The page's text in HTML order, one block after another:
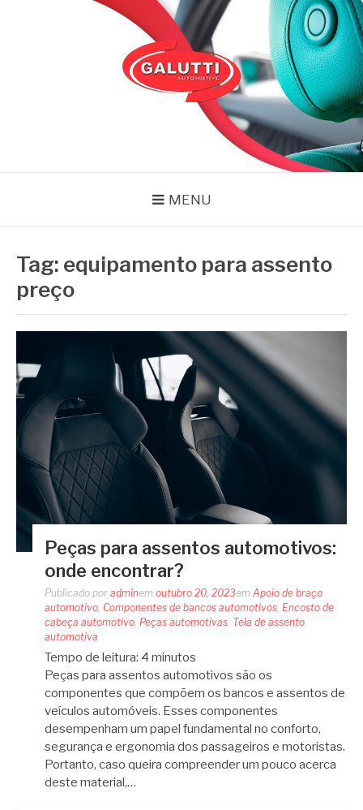
MENU
Tag: equipamento para assento
preço
Peças para assentos automotivos:
onde encontrar?
Publicado por adminem outubro 20, 2023em Apoio de braço
automotivo, Componentes de bancos automotivos, Encosto de
cabeça automotivo, Peças automotivas, Tela de assento
automotiva
Tempo de leitura: 4 minutos
Peças para assentos automotivos são os
componentes que compõem os bancos e assentos de
veículos automóveis. Esses componentes
desempenham um papel fundamental no conforto,
segurança e ergonomia dos passageiros e motoristas.
Portanto, caso queira compreender um pouco acerca
deste material,…